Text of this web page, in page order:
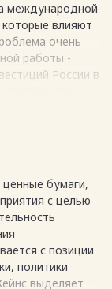
международной
влияют
очень
работы -
России в
период и
бумаги,
с целью
с позиции
политики
выделяет